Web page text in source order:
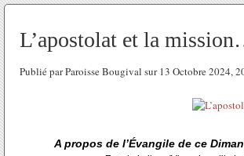
L’apostolat et la
Publié par Paroisse Bougival sur 13 Octobre 2024,
A propos de l’Évangile de ce